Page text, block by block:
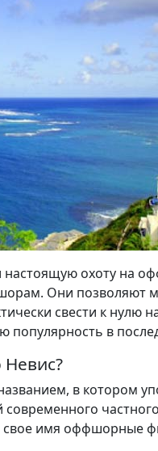
настоящую охоту на
Они
свести к нулю
в
в котором
свое имя оффшорные